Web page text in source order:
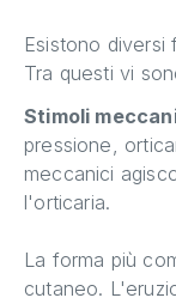
Esistono diversi
Tra questi vi
Stimoli
pressione,
meccanici
l'orticaria.
La forma più
cutaneo.